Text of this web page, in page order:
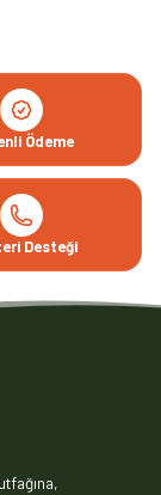
Ödeme
Desteği